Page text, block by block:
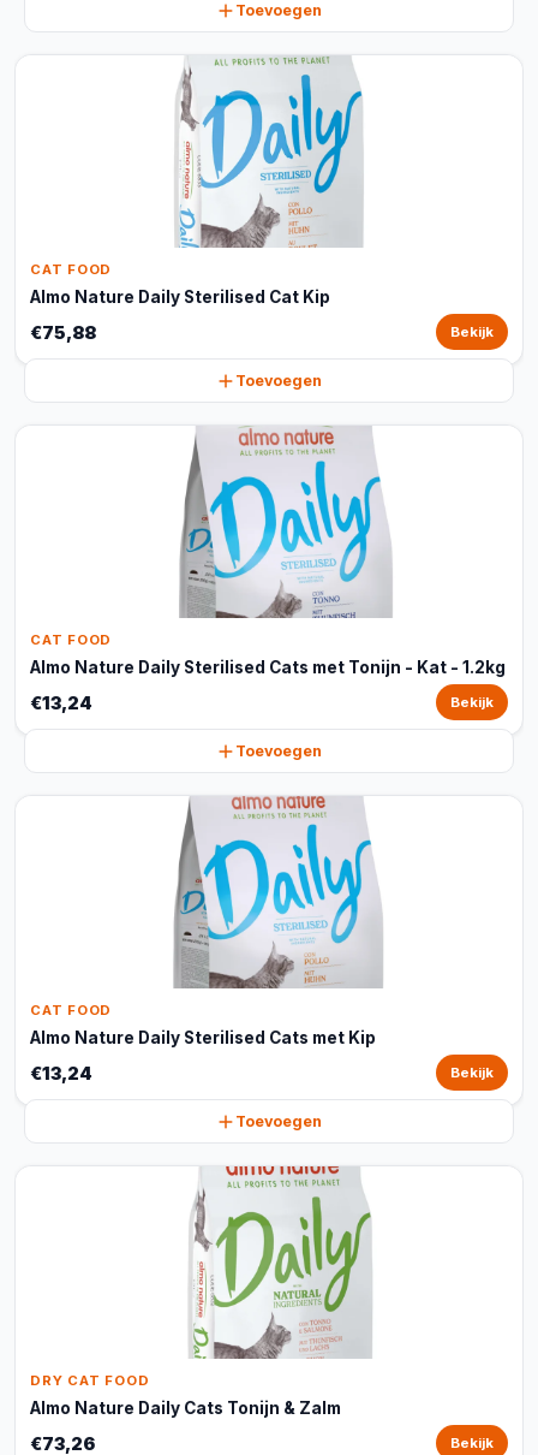
Toevoegen
CAT FOOD
Almo Nature Daily Sterilised Cat Kip
€75,88 Bekijk
Toevoegen
CAT FOOD
Almo Nature Daily Sterilised Cats met Tonijn - Kat - 1.2kg
€13,24 Bekijk
Toevoegen
CAT FOOD
Almo Nature Daily Sterilised Cats met Kip
€13,24 Bekijk
Toevoegen
DRY CAT FOOD
Almo Nature Daily Cats Tonijn & Zalm
€73,26 Bekijk